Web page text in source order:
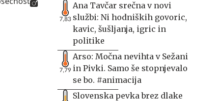
7,83
Ana Tavčar srečna v novi
službi: Ni hodniških govoric,
kavic, šušljanja, igric in
politike
7,79
Arso: Močna nevihta v Sežani
in Pivki. Samo še stopnjevalo
se bo. #animacija
Slovenska pevka brez dlake